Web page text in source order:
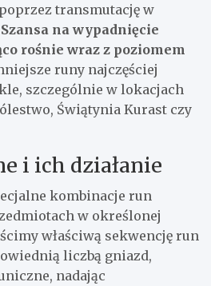
transmutację w
Szansa na wypadnięcie
rośnie wraz z poziomem
runy najczęściej
szczególnie w lokacjach
Świątynia Kurast czy
i ich działanie
kombinacje run
w określonej
właściwą sekwencję run
liczbą gniazd,
nadając